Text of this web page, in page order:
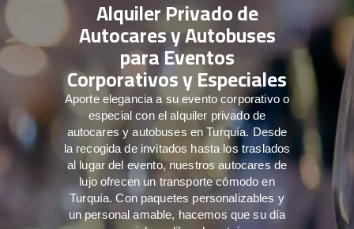
Alquiler Privado de
Autocares y Autobuses
para Eventos
Corporativos y Especiales
Aporte elegancia a su evento corporativo o
especial con el alquiler privado de
autocares y autobuses en Turquía. Desde
la recogida de invitados hasta los traslados
al lugar del evento, nuestros autocares de
lujo ofrecen un transporte cómodo en
Turquía. Con paquetes personalizables y
un personal amable, hacemos que su día